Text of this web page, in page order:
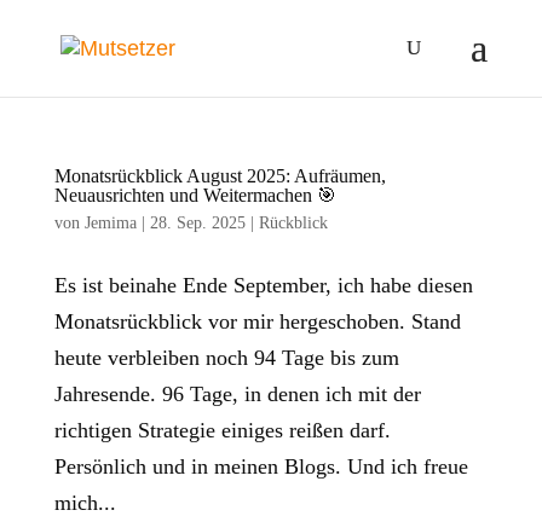
Monatsrückblick August 2025: Aufräumen,
Neuausrichten und Weitermachen 🎯
von Jemima| 28. Sep. 2025| Rückblick
Es ist beinahe Ende September, ich habe diesen
Monatsrückblick vor mir hergeschoben. Stand
heute verbleiben noch 94 Tage bis zum
Jahresende. 96 Tage, in denen ich mit der
richtigen Strategie einiges reißen darf.
Persönlich und in meinen Blogs. Und ich freue
mich...